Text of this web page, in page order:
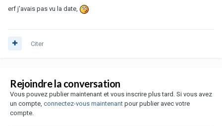
erf j'avais pas vu la date,
Citer
Rejoindre la conversation
Vous pouvez publier maintenant et vous inscrire plus tard. Si vous avez
un compte, connectez-vous maintenant pour publier avec votre
compte.